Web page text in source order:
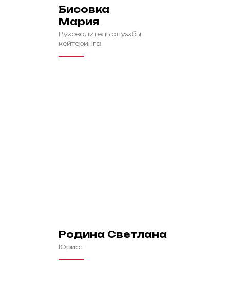
Бисовка
Мария
Руководитель службы
кейтеринга
Родина Светлана
Юрист